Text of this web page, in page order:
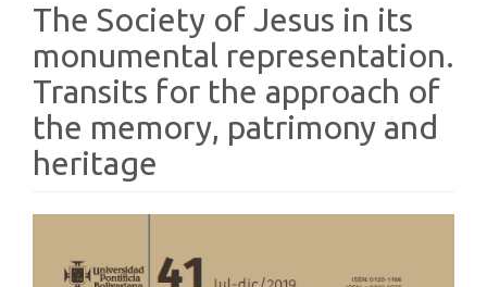
The Society of Jesus in its
monumental representation.
Transits for the approach of
the memory, patrimony and
heritage
Sidebar